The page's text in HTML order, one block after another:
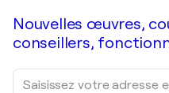
Nouvelles œuvres,
conseillers,